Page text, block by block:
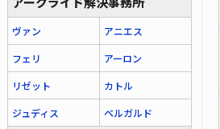
ヴァン
アニエス
フェリ
アーロン
リゼット
カトル
ジュディス
ベルガルド